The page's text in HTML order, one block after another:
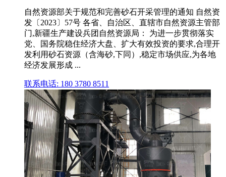
自然资源部关于规范和完善砂石开采管理的通知 自然资
发〔2023〕57号 各省、自治区、直辖市自然资源主管部
门,新疆生产建设兵团自然资源局： 为进一步贯彻落实
党、国务院稳住经济大盘、扩大有效投资的要求,合理开
发利用砂石资源（含海砂,下同）,稳定市场供应,为各地
经济发展形成 ...
联系电话: 180 3780 8511